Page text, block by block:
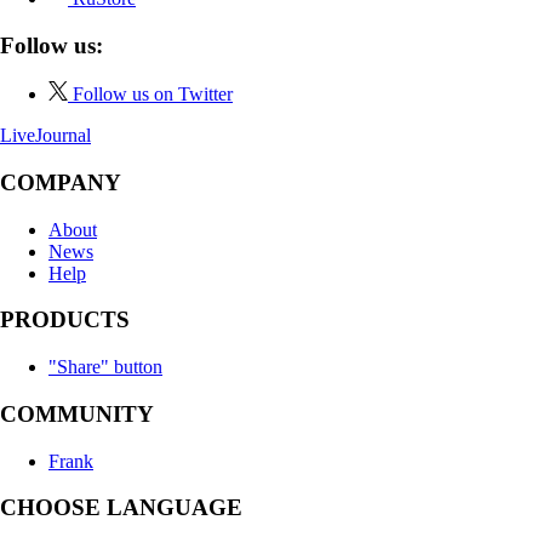
Follow us:
Follow us on Twitter
LiveJournal
COMPANY
About
News
Help
PRODUCTS
"Share" button
COMMUNITY
Frank
CHOOSE LANGUAGE